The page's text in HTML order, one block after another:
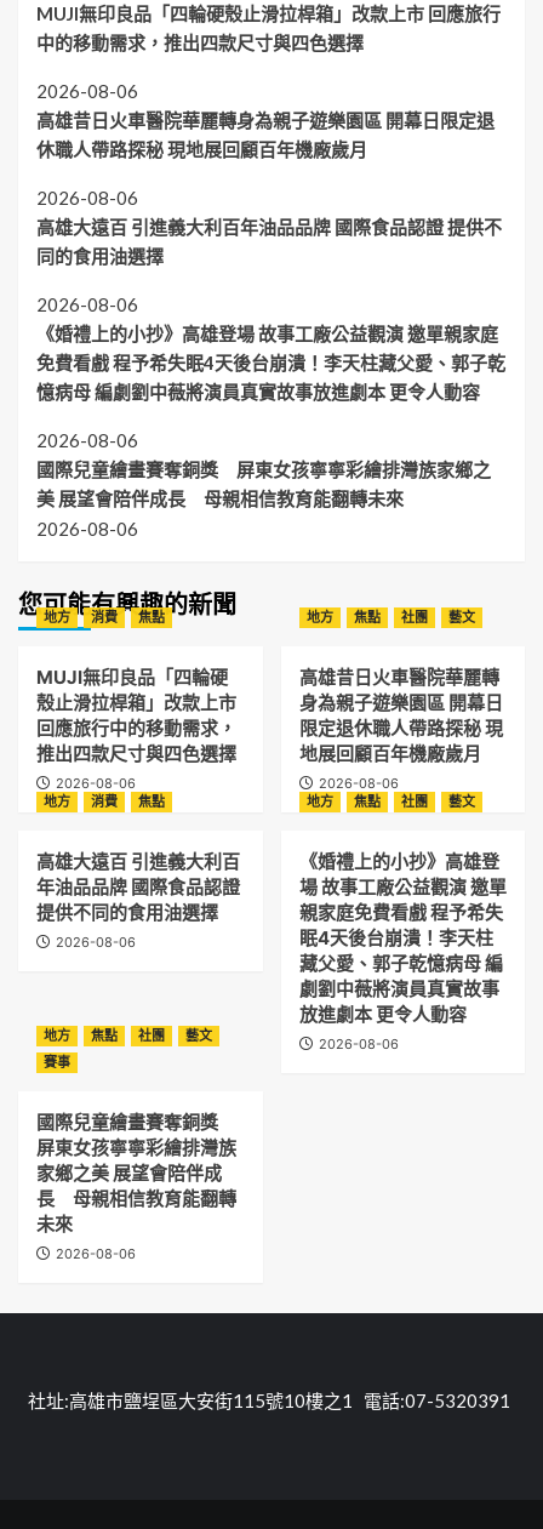
MUJI無印良品「四輪硬殼止滑拉桿箱」改款上市 回應旅行
中的移動需求，推出四款尺寸與四色選擇
2026-08-06
高雄昔日火車醫院華麗轉身為親子遊樂園區 開幕日限定退
休職人帶路探秘 現地展回顧百年機廠歲月
2026-08-06
高雄大遠百 引進義大利百年油品品牌 國際食品認證 提供不
同的食用油選擇
2026-08-06
《婚禮上的小抄》高雄登場 故事工廠公益觀演 邀單親家庭
免費看戲 程予希失眠4天後台崩潰！李天柱藏父愛、郭子乾
憶病母 編劇劉中薇將演員真實故事放進劇本 更令人動容
2026-08-06
國際兒童繪畫賽奪銅獎 屏東女孩寧寧彩繪排灣族家鄉之
美 展望會陪伴成長 母親相信教育能翻轉未來
2026-08-06
您可能有興趣的新聞
地方 消費 焦點
MUJI無印良品「四輪硬
殼止滑拉桿箱」改款上市
回應旅行中的移動需求，
推出四款尺寸與四色選擇
2026-08-06
地方 焦點 社團 藝文
高雄昔日火車醫院華麗轉
身為親子遊樂園區 開幕日
限定退休職人帶路探秘 現
地展回顧百年機廠歲月
2026-08-06
地方
消費 焦點
高雄大遠百 引進義大利百
年油品品牌 國際食品認證
提供不同的食用油選擇
2026-08-06
地方 焦點 社團 藝文
《婚禮上的小抄》高雄登
場 故事工廠公益觀演 邀單
親家庭免費看戲 程予希失
眠4天後台崩潰！李天柱
藏父愛、郭子乾憶病母 編
劇劉中薇將演員真實故事
放進劇本 更令人動容
2026-08-06
地方 焦點 社團
藝文
賽事
國際兒童繪畫賽奪銅獎
屏東女孩寧寧彩繪排灣族
家鄉之美 展望會陪伴成
長 母親相信教育能翻轉
未來
2026-08-06
社址:高雄市鹽埕區大安街115號10樓之1 電話:07-5320391